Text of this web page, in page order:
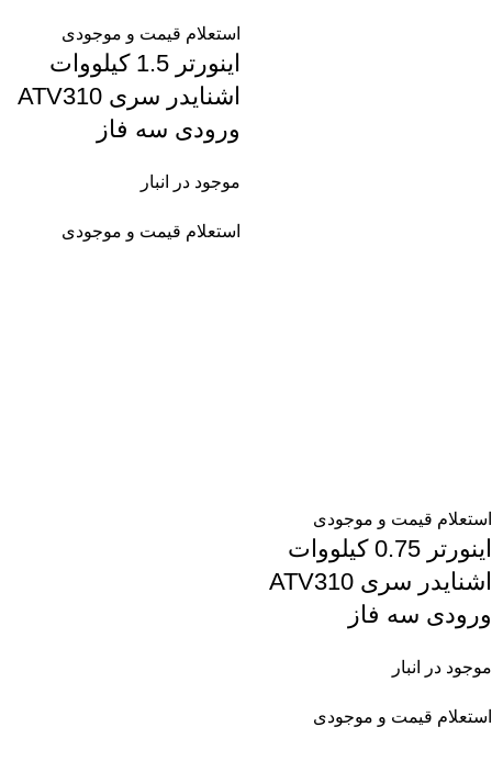
استعلام قیمت و موجودی
اینورتر 1.5 کیلووات
اشنایدر سری ATV310
ورودی سه فاز
موجود در انبار
استعلام قیمت و موجودی
استعلام قیمت و موجودی
اینورتر 0.75 کیلووات
اشنایدر سری ATV310
ورودی سه فاز
موجود در انبار
استعلام قیمت و موجودی